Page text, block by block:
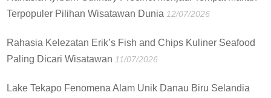
Terpopuler Pilihan Wisatawan Dunia 12/07/2026
Rahasia Kelezatan Erik’s Fish and Chips Kuliner Seafood
Paling Dicari Wisatawan 11/07/2026
Lake Tekapo Fenomena Alam Unik Danau Biru Selandia